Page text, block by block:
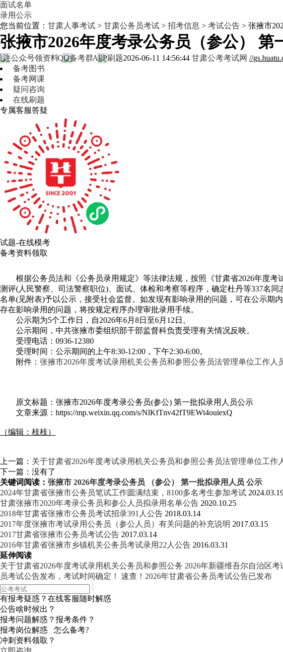
面试名单
录用公示
您当前位置： 甘肃人事考试 > 甘肃公务员考试 > 招考信息 > 考试公告 > 张掖市
张掖市2026年度考录公务员（参公） 第
2026-06-11 14:56:44 甘肃公考考试网 //
注公众号领资料QQ备考群APP刷题
备考图书
备考网课
疑问咨询
在线刷题
专属客服答疑
试题-在线模考
备考资料领取
根据公务员法和《公务员录用规定》等法律法规，按照《甘肃省2026年度考
测评(人民警察、司法警察职位)、面试、体检和考察等程序，确定杜丹等337名
名单(见附表)予以公示，接受社会监督。如发现有影响录用的问题，可在公示
存在影响录用的问题，将按规定程序办理审批录用手续。
公示期为5个工作日，自2026年6月8日至6月12日。
公示期间，中共张掖市委组织部干部监督科负责受理有关情况反映。
受理电话：0936-12380
受理时间：公示期间的上午8:30-12:00，下午2:30-6:00。
附件： 张掖市2026年度考试录用机关公务员和参照公务员法管理单位工作人
原文标题：张掖市2026年度考录公务员(参公) 第一批拟录用人员公示
文章来源：https://mp.weixin.qq.com/s/NlKfTnv42fT9EWt4ouiexQ
（编辑：枝枝）
上一篇： 关于甘肃省2026年度考试录用机关公务员和参照公务员法管理单位工
下一篇：没有了
关键词阅读： 张掖市 2026年度考录公务员 （参公） 第一批拟录用人员 公示
2024年甘肃省张掖市公务员笔试工作圆满结束，8100多名考生参加考试
甘肃张掖市2020年考录公务员和参公人员拟录用名单公告 2020.10.25
2018年甘肃省张掖市公务员考试招录391人公告 2018.03.14
2017年度张掖市考试录用公务员（参公人员）有关问题的补充说明 2017.03.15
2017甘肃省张掖市公务员考试公告 2017.03.14
2016年甘肃省张掖市乡镇机关公务员考试录用22人公告 2016.03.31
延伸阅读
关于甘肃省2026年度考试录用机关公务员和参照公务 2026年新疆维吾尔自治区
员考试公告发布，考试时间确定！
速查！2026年甘肃省公务员考试公告已发布
有报考疑惑？在线客服随时解惑
公告啥时候出？
报考问题解惑？报考条件？
报考岗位解惑 怎么备考?
冲刺资料领取？